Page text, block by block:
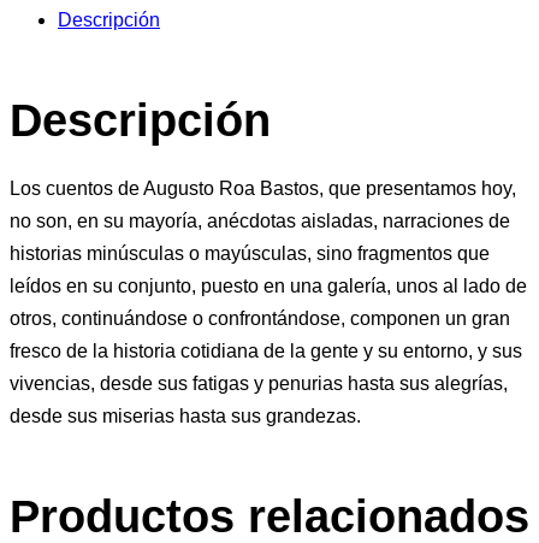
Basica
Bastos
Descripción
Descripción
Los cuentos de Augusto Roa Bastos, que presentamos hoy,
no son, en su mayoría, anécdotas aisladas, narraciones de
historias minúsculas o mayúsculas, sino fragmentos que
leídos en su conjunto, puesto en una galería, unos al lado de
otros, continuándose o confrontándose, componen un gran
fresco de la historia cotidiana de la gente y su entorno, y sus
vivencias, desde sus fatigas y penurias hasta sus alegrías,
desde sus miserias hasta sus grandezas.
Productos relacionados